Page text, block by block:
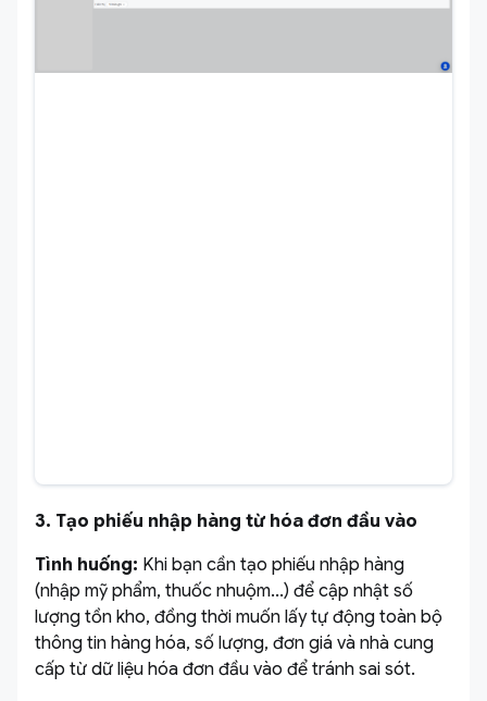
3. Tạo phiếu nhập hàng từ hóa đơn đầu vào
Tình huống: Khi bạn cần tạo phiếu nhập hàng
(nhập mỹ phẩm, thuốc nhuộm...) để cập nhật số
lượng tồn kho, đồng thời muốn lấy tự động toàn bộ
thông tin hàng hóa, số lượng, đơn giá và nhà cung
cấp từ dữ liệu hóa đơn đầu vào để tránh sai sót.